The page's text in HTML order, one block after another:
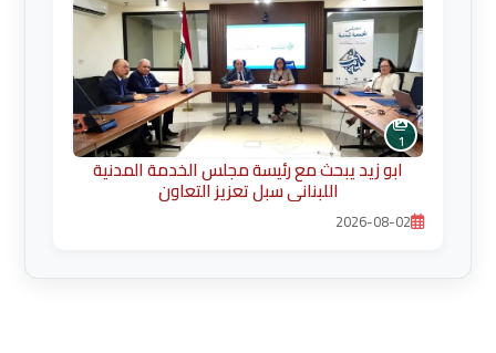
1
ابو زيد يبحث مع رئيسة مجلس الخدمة المدنية
اللبناني سبل تعزيز التعاون
2026-08-02